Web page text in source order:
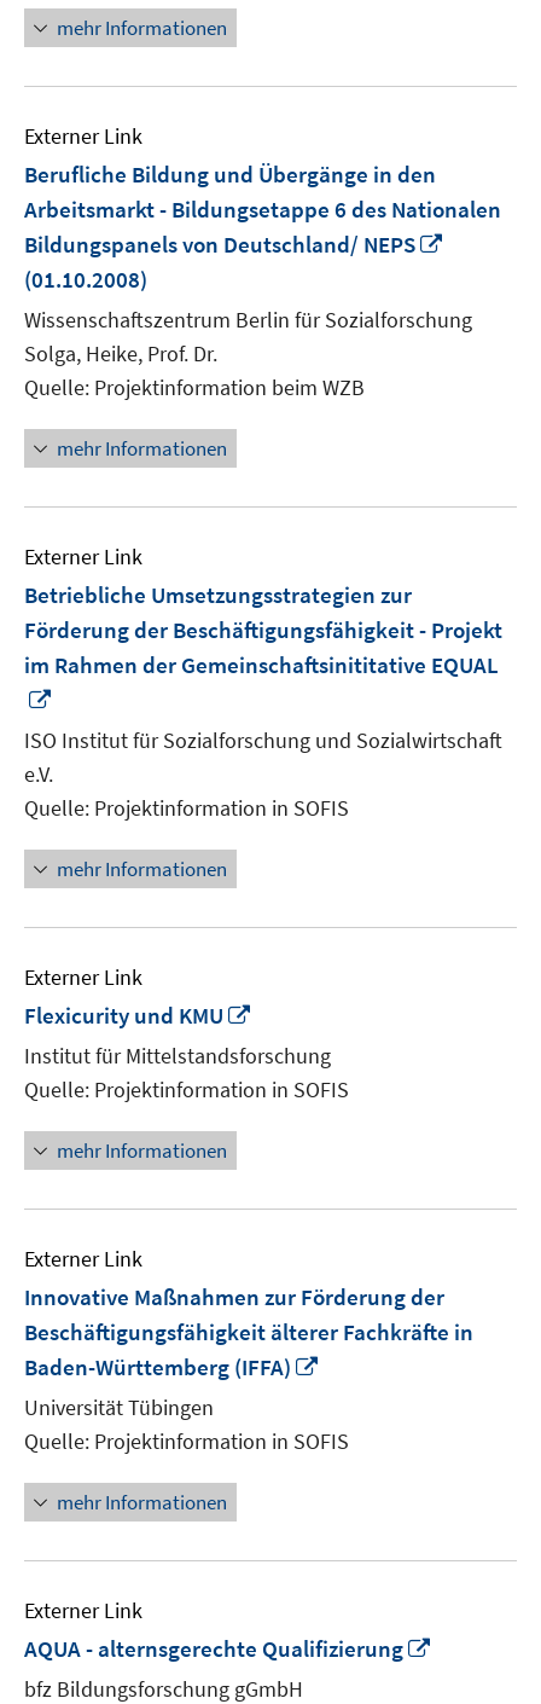
öffnen
mehr Informationen
Externer Link
Berufliche Bildung und Übergänge in den
Arbeitsmarkt - Bildungsetappe 6 des Nationalen
Bildungspanels von Deutschland/ NEPS
öffnen
(01.10.2008)
Wissenschaftszentrum Berlin für Sozialforschung
Solga, Heike, Prof. Dr.
Quelle: Projektinformation beim WZB
mehr Informationen
Externer Link
Betriebliche Umsetzungsstrategien zur
Förderung der Beschäftigungsfähigkeit - Projekt
im Rahmen der Gemeinschaftsinititative EQUAL
neuem
Fenster
öffnen
ISO Institut für Sozialforschung und Sozialwirtschaft
e.V.
Quelle: Projektinformation in SOFIS
mehr Informationen
Externer Link
Flexicurity und KMU
neuem
Fenster
öffnen
Institut für Mittelstandsforschung
Quelle: Projektinformation in SOFIS
mehr Informationen
Externer Link
Innovative Maßnahmen zur Förderung der
Beschäftigungsfähigkeit älterer Fachkräfte in
Baden-Württemberg (IFFA)
öffnen
Universität Tübingen
Quelle: Projektinformation in SOFIS
mehr Informationen
Externer Link
AQUA - alternsgerechte Qualifizierung
bfz Bildungsforschung gGmbH